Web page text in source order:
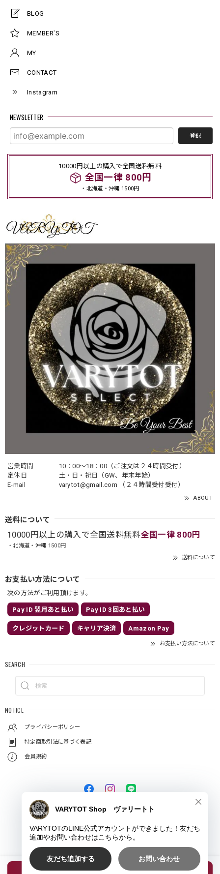
BLOG
MEMBER`S
MY
CONTACT
Instagram
NEWSLETTER
登録
10000円以上の購入で全国送料無料
全国一律 800円
・北海道・沖縄 1500円
営業時間
10：00〜18：00（ご注文は２４時間受付）
定休日
土・日・祝日（GW、年末年始）
E-mail
varytot@gmail.com （２４時間受付受付）
ABOUT
送料について
10000円以上の購入で全国送料無料全国一律 800円
・北海道・沖縄 1500円
送料について
お支払い方法について
次の方法がご利用頂けます。
Pay ID 翌月あと払い Pay ID 3回あと払い
クレジットカード キャリア決済 Amazon Pay
お支払い方法について
SEARCH
NOTICE
プライバシーポリシー
特定商取引法に基づく表記
会員規約